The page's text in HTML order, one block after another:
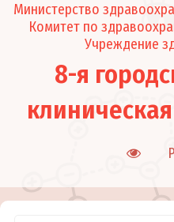
Министерство
Комитет по
Учреждение
8-я